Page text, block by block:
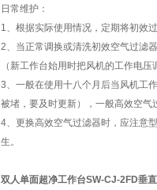
日常维护：
1、根据实际使用情况，定期将初效
2、当正常调换或清洗初效空气过滤
（新工作台始用时把风机的工作电
3、一般在使用十八个月后当风机工
被堵，要及时更新），一般高效空
4、更换高效空气过滤器时，应注意
生。
双人单面超净工作台SW-CJ-2FD垂